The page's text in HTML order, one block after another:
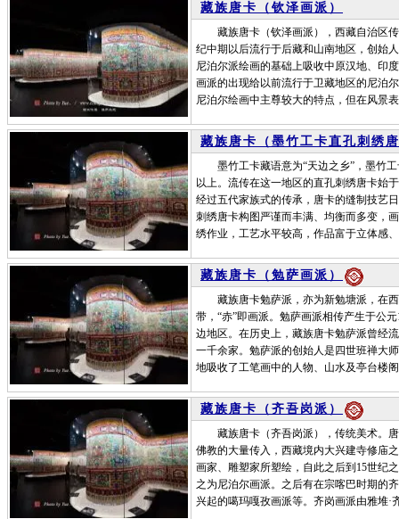
藏族唐卡（钦泽画派）
藏族唐卡（钦泽画派），西藏自治区传
纪中期以后流行于后藏和山南地区，创始
尼泊尔派绘画的基础上吸收中原汉地、印
画派的出现给以前流行于卫藏地区的尼泊
尼泊尔绘画中主尊较大的特点，但在风
藏族唐卡（墨竹工卡直孔刺绣
墨竹工卡藏语意为“天边之乡”，墨竹工
以上。流传在这一地区的直孔刺绣唐卡始
经过五代家族式的传承，唐卡的缝制技艺
刺绣唐卡构图严谨而丰满、均衡而多变，
绣作业，工艺水平较高，作品富于立体感
藏族唐卡（勉萨画派）
藏族唐卡勉萨派，亦为新勉塘派，在西
带，“赤”即画派。勉萨画派相传产生于公
边地区。在历史上，藏族唐卡勉萨派曾经
一千余家。勉萨派的创始人是四世班禅大
地吸收了工笔画中的人物、山水及亭台
藏族唐卡（齐吾岗派）
藏族唐卡（齐吾岗派），传统美术。唐
佛教的大量传入，西藏境内大兴建寺修庙
画家、雕塑家所塑绘，自此之后到15世纪
之为尼泊尔画派。之后有在宗喀巴时期的
兴起的噶玛嘎孜画派等。齐岗画派由雅堆